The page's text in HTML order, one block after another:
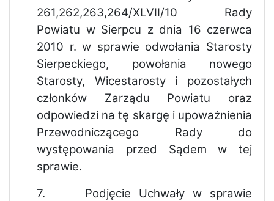
261,262,263,264/XLVII/10 Rady
Powiatu w Sierpcu z dnia 16 czerwca
2010 r. w sprawie odwołania Starosty
Sierpeckiego, powołania nowego
Starosty, Wicestarosty i pozostałych
członków Zarządu Powiatu oraz
odpowiedzi na tę skargę i upoważnienia
Przewodniczącego Rady do
występowania przed Sądem w tej
sprawie.
7. Podjęcie Uchwały w sprawie